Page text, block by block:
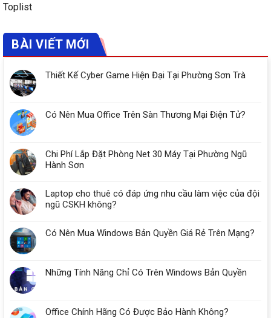
Toplist
BÀI VIẾT MỚI
Thiết Kế Cyber Game Hiện Đại Tại Phường Sơn Trà
Có Nên Mua Office Trên Sàn Thương Mại Điện Tử?
Chi Phí Lắp Đặt Phòng Net 30 Máy Tại Phường Ngũ
Hành Sơn
Laptop cho thuê có đáp ứng nhu cầu làm việc của đội
ngũ CSKH không?
Có Nên Mua Windows Bản Quyền Giá Rẻ Trên Mạng?
Những Tính Năng Chỉ Có Trên Windows Bản Quyền
Office Chính Hãng Có Được Bảo Hành Không?